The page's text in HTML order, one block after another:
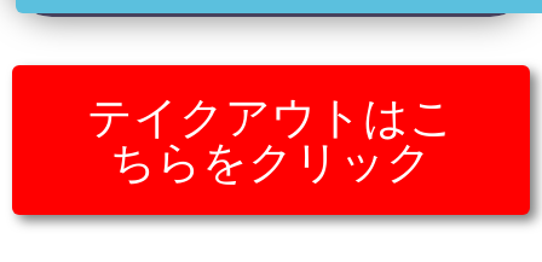
テイクアウトはこ
ちらをクリック